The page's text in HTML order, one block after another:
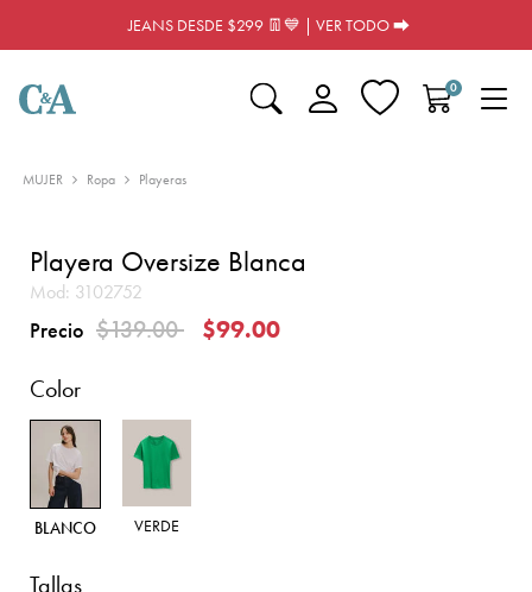
JEANS DESDE $299 👖💙 | VER TODO ⮕
0
MUJER Ropa Playeras
Playera Oversize Blanca
Mod: 3102752
Precio Precio reducido de
$139.00a
$99.00
Color
BLANCO VERDE
Tallas